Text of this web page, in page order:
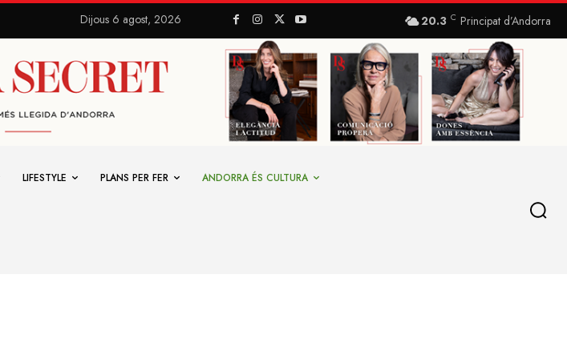
Dijous 6 agost, 2026 20.3 C Principat d’Andorra
LIFESTYLE PLANS PER FER ANDORRA ÉS CULTURA